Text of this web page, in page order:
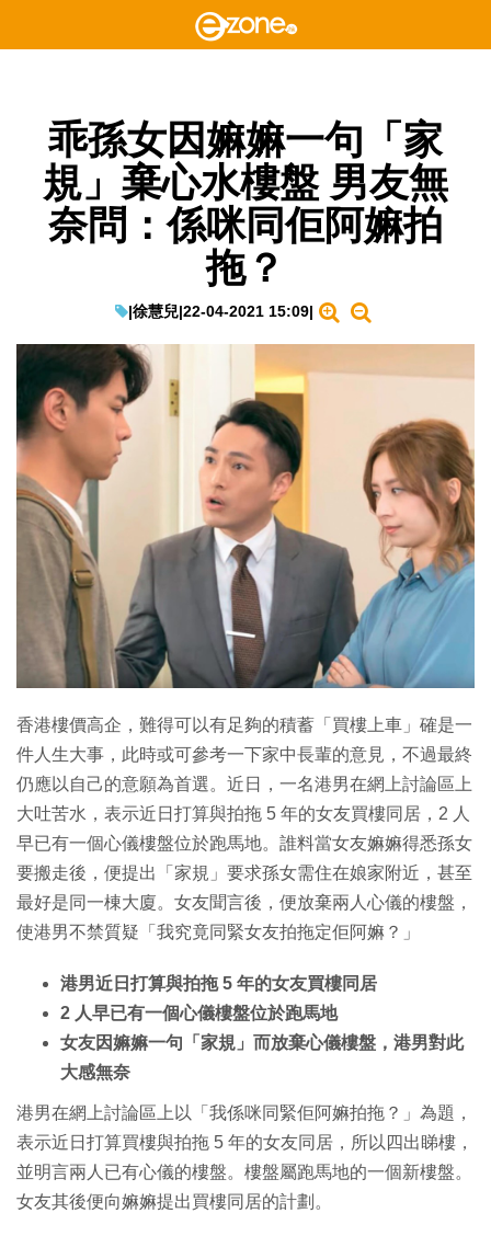
乖孫女因嫲嫲一句「家
規」棄心水樓盤 男友無
奈問：係咪同佢阿嫲拍
拖？
|徐慧兒|22-04-2021 15:09|
香港樓價高企，難得可以有足夠的積蓄「買樓上車」確是一
件人生大事，此時或可參考一下家中長輩的意見，不過最終
仍應以自己的意願為首選。近日，一名港男在網上討論區上
大吐苦水，表示近日打算與拍拖 5 年的女友買樓同居，2 人
早已有一個心儀樓盤位於跑馬地。誰料當女友嫲嫲得悉孫女
要搬走後，便提出「家規」要求孫女需住在娘家附近，甚至
最好是同一棟大廈。女友聞言後，便放棄兩人心儀的樓盤，
使港男不禁質疑「我究竟同緊女友拍拖定佢阿嫲？」
港男近日打算與拍拖 5 年的女友買樓同居
2 人早已有一個心儀樓盤位於跑馬地
女友因嫲嫲一句「家規」而放棄心儀樓盤，港男對此
大感無奈
港男在網上討論區上以「我係咪同緊佢阿嫲拍拖？」為題，
表示近日打算買樓與拍拖 5 年的女友同居，所以四出睇樓，
並明言兩人已有心儀的樓盤。樓盤屬跑馬地的一個新樓盤。
女友其後便向嫲嫲提出買樓同居的計劃。